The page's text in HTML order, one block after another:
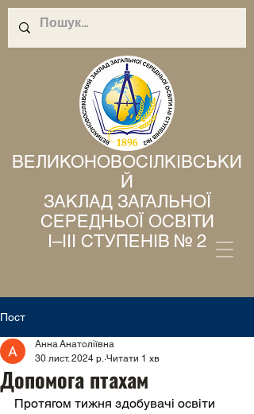
ВЕЛИКОНОВОСІЛКІВСЬКИ
Й
ЗАКЛАД ЗАГАЛЬНОЇ
СЕРЕДНЬОЇ ОСВІТИ
І–ІІІ СТУПЕНІВ № 2
Пост
Допомога птахам
Анна Анатоліївна
30 лист. 2024 р. Читати 1 хв
Протягом тижня здобувачi освiти